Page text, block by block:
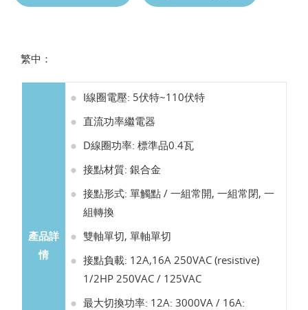
繁中：
產品詳
情
I線圈電壓: 5伏特~110伏特
直流功率繼電器
D線圈功率: 標準品0.4瓦
接點材質: 銀合金
接點形式: 單觸點 / 一組常開, 一組常閉, 一
組轉換
雙軸單切, 單軸單切
接點負載: 12A,16A 250VAC (resistive)
1/2HP 250VAC / 125VAC
最大切換功率: 12A: 3000VA / 16A: